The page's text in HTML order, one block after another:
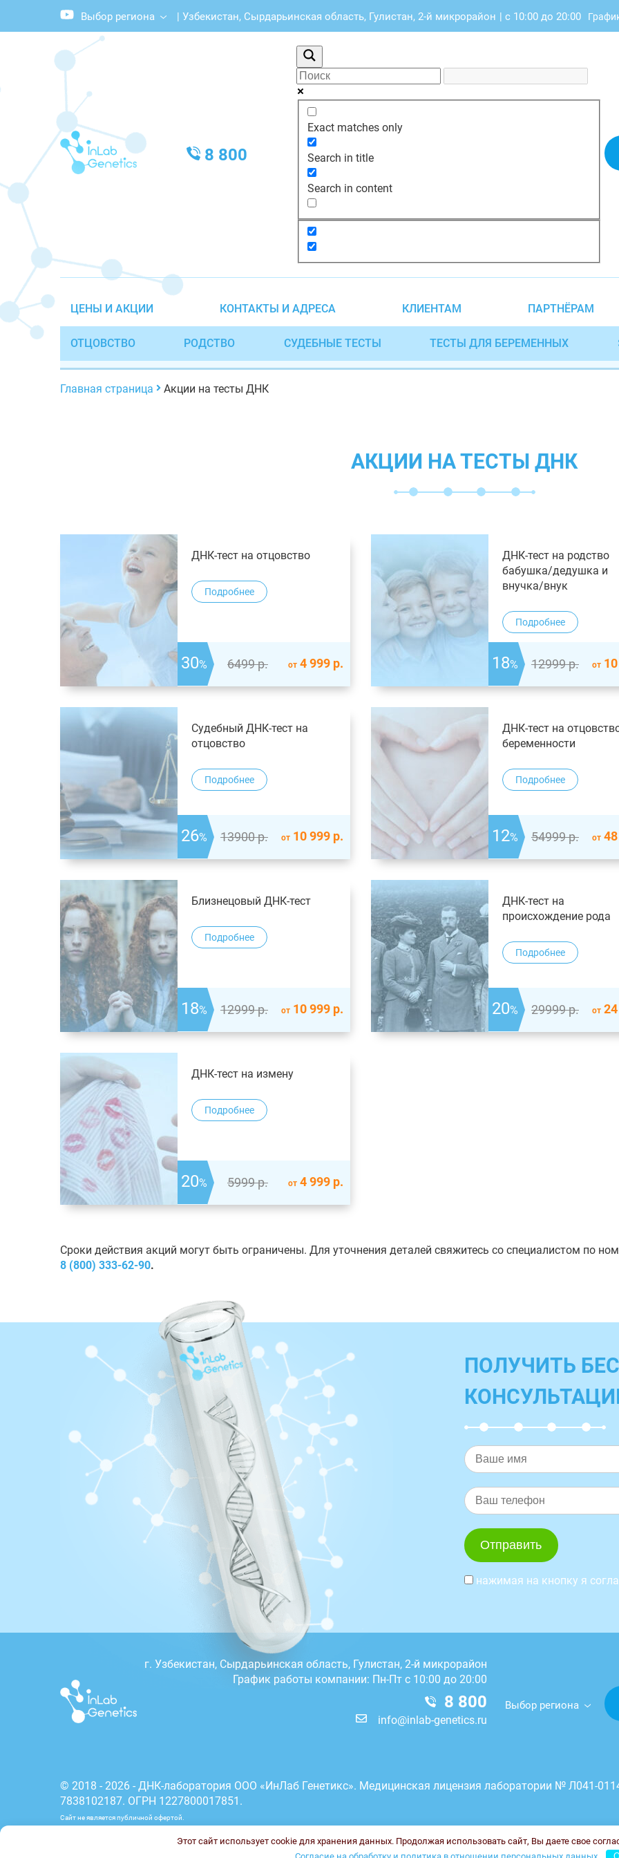
Выбор региона | Узбекистан, Сырдарьинская область, Гулистан, 2-й микрорайон | с 10:00 до 20:00
8 800
Exact matches only
Search in title
Search in content
ЦЕНЫ И АКЦИИ КОНТАКТЫ И АДРЕСА КЛИЕНТАМ ПАРТНЁРАМ
ОТЦОВСТВО РОДСТВО СУДЕБНЫЕ ТЕСТЫ ТЕСТЫ ДЛЯ БЕРЕМЕННЫХ
Главная страница Акции на тесты ДНК
АКЦИИ НА ТЕСТЫ ДНК
ДНК-тест на отцовство
Подробнее
30% 6499р. от 4 999 р.
ДНК-тест на родство
бабушка/дедушка и
внучка/внук
Подробнее
18% 12999р. от
Судебный ДНК-тест на
отцовство
Подробнее
26% 13900р. от 10 999 р.
ДНК-тест на
беременности
Подробнее
12% 54999р. от
Близнецовый ДНК-тест
Подробнее
18% 12999р. от 10 999 р.
ДНК-тест на
происхождение рода
Подробнее
20% 29999р. от
ДНК-тест на измену
Подробнее
20% 5999р. от 4 999 р.
Сроки действия акций могут быть ограничены. Для уточнения деталей свяжитесь со специалистом по
8 (800) 333-62-90.
ПОЛУЧИТЬ
нажимая на кнопку я
г. Узбекистан, Сырдарьинская область, Гулистан, 2-й микрорайон
График работы компании: Пн-Пт с 10:00 до 20:00
8 800
info@inlab-genetics.ru
Выбор региона
© 2018 - 2026 - ДНК-лаборатория ООО «ИнЛаб Генетикс». Медицинская лицензия лаборатории № Л041-
7838102187. ОГРН 1227800017851.
Сайт не является публичной офертой.
Политика конфиденциальности
Этот сайт использует cookie для хранения данных. Продолжая использовать сайт, Вы даете свое